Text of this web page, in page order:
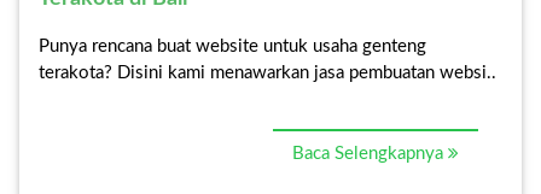
Punya rencana buat website untuk usaha genteng
terakota? Disini kami menawarkan jasa pembuatan websi..
Baca Selengkapnya